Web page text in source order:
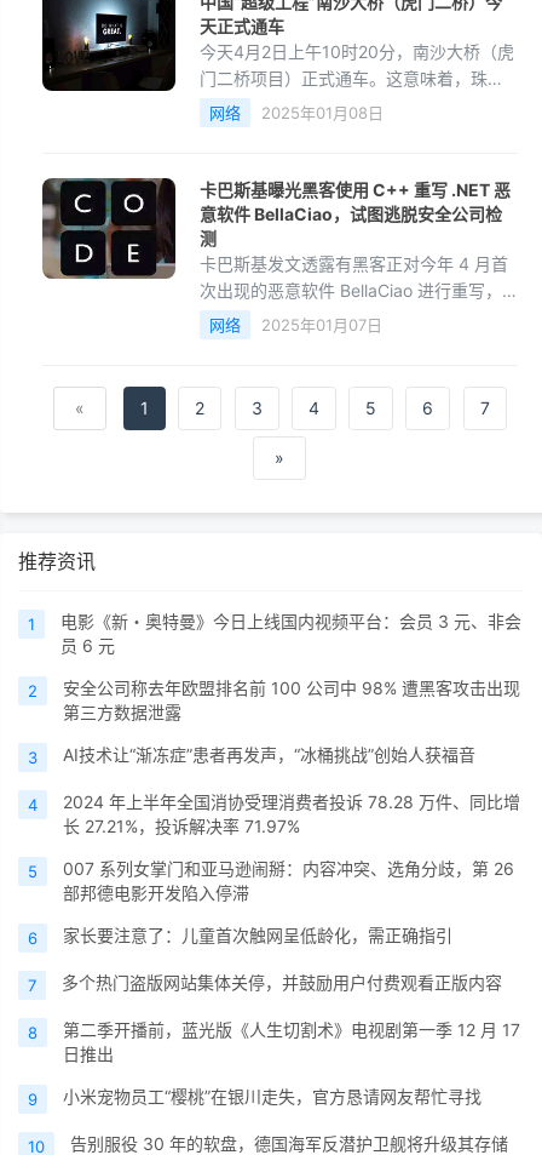
天正式通车
今天4月2日上午10时20分，南沙大桥（虎
门二桥项目）正式通车。这意味着，珠江
航道又新增一座大桥，估计将分流虎门大
桥30%的车流，有效缓解珠江口东西两岸
网络 2025年01月08日
卡巴斯基曝光黑客使用 C++ 重写 .NET 恶
意软件 BellaCiao，试图逃脱安全公司检
测
卡巴斯基发文透露有黑客正对今年 4 月首
次出现的恶意软件 BellaCiao 进行重写，
试图逃脱安全公司检测。
网络 2025年01月07日
« 1 2 3 4 5 6 7
»
推荐资讯
1
电影《新・奥特曼》今日上线国内视频平台：会员 3 元、非会
员 6 元
2
安全公司称去年欧盟排名前 100 公司中 98% 遭黑客攻击出现
第三方数据泄露
3 AI技术让“渐冻症”患者再发声，“冰桶挑战”创始人获福音
4
2024 年上半年全国消协受理消费者投诉 78.28 万件、同比增
长 27.21%，投诉解决率 71.97%
5
007 系列女掌门和亚马逊闹掰：内容冲突、选角分歧，第 26
部邦德电影开发陷入停滞
6 家长要注意了：儿童首次触网呈低龄化，需正确指引
7 多个热门盗版网站集体关停，并鼓励用户付费观看正版内容
8
第二季开播前，蓝光版《人生切割术》电视剧第一季 12 月 17
日推出
9 小米宠物员工“樱桃”在银川走失，官方恳请网友帮忙寻找
10 告别服役 30 年的软盘，德国海军反潜护卫舰将升级其存储